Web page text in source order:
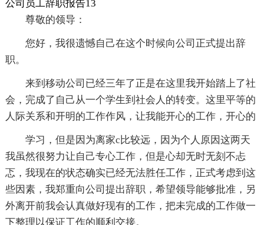
公司员工辞职报告13
尊敬的领导：
您好，我很遗憾自己在这个时候向公司正式提出辞
职。
来到移动公司已经三年了正是在这里我开始踏上了社
会，完成了自己从一个学生到社会人的转变。这里平等的
人际关系和开明的工作作风，让我能开心的工作，开心的
学习，但是因为离家c比较远，因为个人原因这两天
我虽然很努力让自己专心工作，但是心却无时无刻不忐
忑，我现在的状态确实已经无法胜任工作，正式考虑到这
些因素，我郑重向公司提出辞职，希望领导能够批准，另
外离开前我会认真做好现有的工作，把未完成的工作做一
下整理以保证工作的顺利交接。